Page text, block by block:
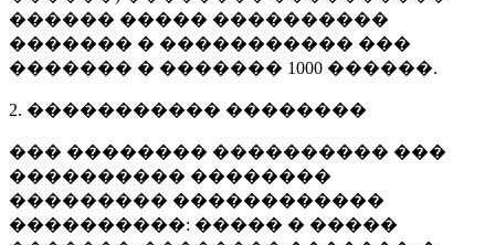
������ ����� ����������
������� � ����������� ���
������� � ������� 1000 ������.
2. ����������� ��������
��� �������� ���������� ���
���������� ��������
��������� ������������
����������: ����� � �����